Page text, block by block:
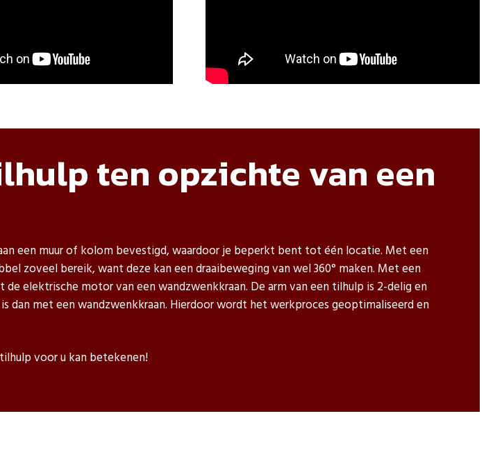
ten opzichte van een
een muur of kolom bevestigd, waardoor je beperkt bent tot één locatie. Met een
zoveel bereik, want deze kan een draaibeweging van wel 360° maken. Met een
elektrische motor van een wandzwenkkraan. De arm van een tilhulp is 2-delig en
dan met een wandzwenkkraan. Hierdoor wordt het werkproces geoptimaliseerd en
voor u kan betekenen!